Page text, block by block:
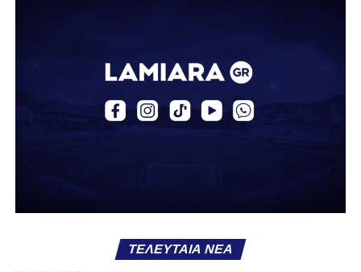
εμπειρίες, καταγράφοντας δύο γκολ και δύο ασίστ σε
20 αγώνες. Σε διεθνές επίπεδο, ο Κοντονίκος φόρεσε τη
φανέλα της Εθνικής Ελλάδας Κ19, μετρώντας 10
συμμετοχές και δύο γκολ.
Καλωσήρθες, Βασίλη».
υπόλοιπο κόσμο. Ακολουθήστε το lamiara.gr στο
μαθαίνετε σε χρόνο dt όλα τα νέα.
ΤΕΛΕΥΤΑΊΑ ΝΈΑ